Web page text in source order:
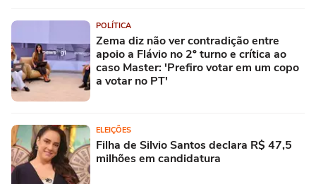
POLÍTICA
Zema diz não ver contradição entre
apoio a Flávio no 2º turno e crítica ao
caso Master: 'Prefiro votar em um copo
a votar no PT'
ELEIÇÕES
Filha de Silvio Santos declara R$ 47,5
milhões em candidatura